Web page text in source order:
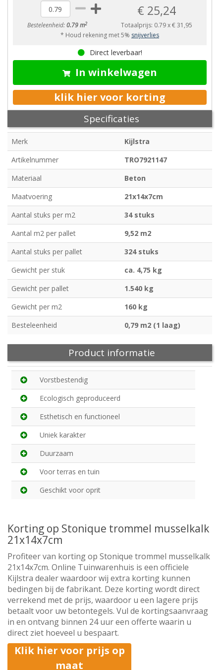
Besteleenheid:0.79 m2
€ 25,24
Totaalprijs: 0.79x€ 31,95
* Houd rekening met 5% snijverlies
Direct leverbaar!
In winkelwagen
klik hier voor korting
Specificaties
Merk
Kijlstra
Artikelnummer
TRO7921147
Materiaal
Beton
Maatvoering
21x14x7cm
Aantal stuks per m2
34 stuks
Aantal m2 per pallet
9,52 m2
Aantal stuks per pallet
324 stuks
Gewicht per stuk
ca. 4,75 kg
Gewicht per pallet
1.540 kg
Gewicht per m2
160 kg
Besteleenheid
0,79 m2 (1 laag)
Product informatie
Vorstbestendig
Ecologisch geproduceerd
Esthetisch en functioneel
Uniek karakter
Duurzaam
Voor terras en tuin
Geschikt voor oprit
Korting op Stonique trommel musselkalk
21x14x7cm
Profiteer van korting op Stonique trommel musselkalk
21x14x7cm. Online Tuinwarenhuis is een officiele
Kijlstra dealer waardoor wij extra korting kunnen
bedingen bij de fabrikant. Deze korting wordt direct
verrekend met de prijs, waardoor u een lagere prijs
betaalt voor uw betontegels. Vul de kortingsaanvraag
in en ontvang binnen 24 uur een offerte waarin u
direct ziet hoeveel u bespaart.
Klik hier voor prijs op
maat